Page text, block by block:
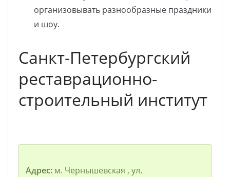
организовывать разнообразные праздники
и шоу.
Санкт-Петербургский
реставрационно-
строительный институт
Адрес:м. Чернышевская , ул.